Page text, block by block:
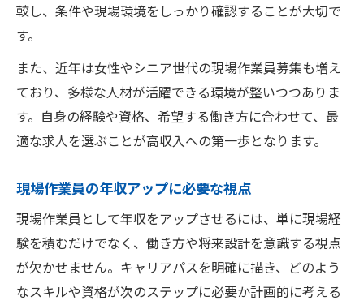
較し、条件や現場環境をしっかり確認することが大切で
す。
また、近年は女性やシニア世代の現場作業員募集も増え
ており、多様な人材が活躍できる環境が整いつつありま
す。自身の経験や資格、希望する働き方に合わせて、最
適な求人を選ぶことが高収入への第一歩となります。
現場作業員の年収アップに必要な視点
現場作業員として年収をアップさせるには、単に現場経
験を積むだけでなく、働き方や将来設計を意識する視点
が欠かせません。キャリアパスを明確に描き、どのよう
なスキルや資格が次のステップに必要か計画的に考える